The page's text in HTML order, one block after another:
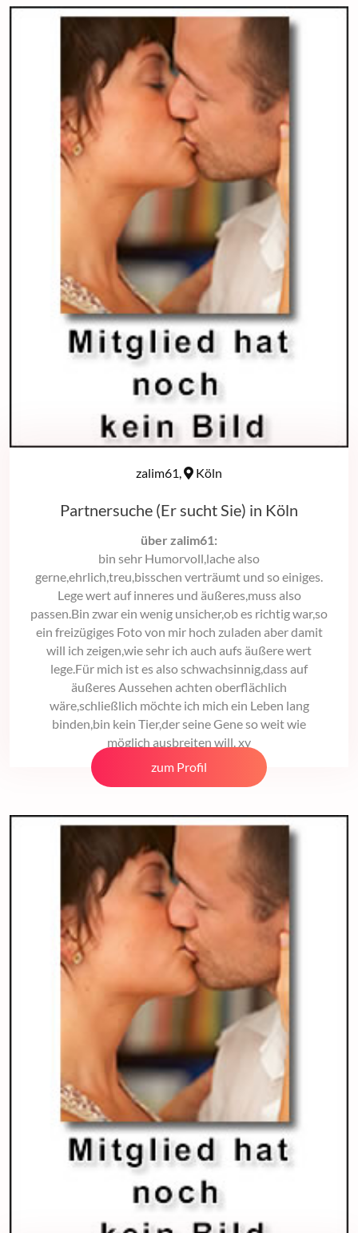
zalim61, Köln
Partnersuche (Er sucht Sie) in Köln
über zalim61:
bin sehr Humorvoll,lache also
gerne,ehrlich,treu,bisschen verträumt und so einiges.
Lege wert auf inneres und äußeres,muss also
passen.Bin zwar ein wenig unsicher,ob es richtig war,so
ein freizügiges Foto von mir hoch zuladen aber damit
will ich zeigen,wie sehr ich auch aufs äußere wert
lege.Für mich ist es also schwachsinnig,dass auf
äußeres Aussehen achten oberflächlich
wäre,schließlich möchte ich mich ein Leben lang
binden,bin kein Tier,der seine Gene so weit wie
möglich ausbreiten will. xy
zum Profil